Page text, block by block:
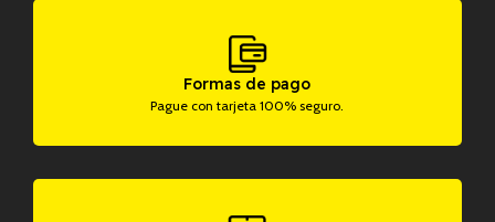
Formas de pago
Pague con tarjeta 100% seguro.